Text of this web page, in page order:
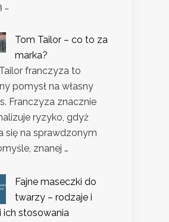
…
Tom Tailor – co to za
marka?
franczyza to
pomysł na własny
Franczyza znacznie
ryzyko, gdyż
się na sprawdzonym
znanej …
Fajne maseczki do
twarzy – rodzaje i
ich stosowania